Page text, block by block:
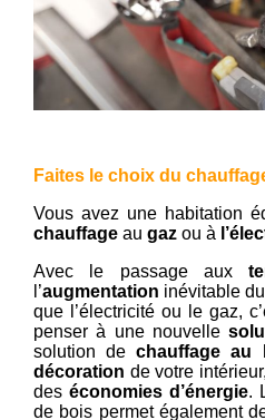
Faites le choix du
Vous avez une habitation
chauffage au gaz ou à
Avec le passage aux
l’augmentation inévitable
que l’électricité ou le gaz,
penser à une nouvelle
solution dechauffage au
décoration de votre
des économies d’énergie.
de bois permet également